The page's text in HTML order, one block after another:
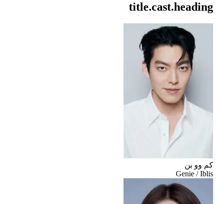
title.cast.heading
كم وو بن
Genie / Iblis